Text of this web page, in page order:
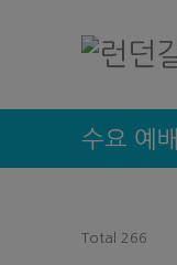
수요 예배
Total 266